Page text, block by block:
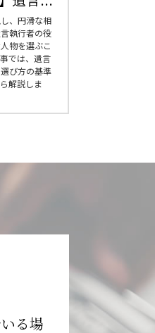
、円滑な相
執行者の役
物を選ぶこ
では、遺言
び方の基準
解説しま
る場